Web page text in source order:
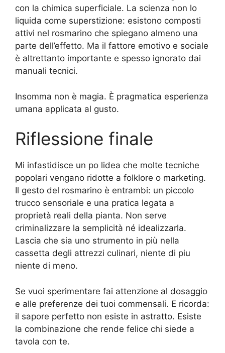
con la chimica superficiale. La scienza non lo
liquida come superstizione: esistono composti
attivi nel rosmarino che spiegano almeno una
parte dell’effetto. Ma il fattore emotivo e sociale
è altrettanto importante e spesso ignorato dai
manuali tecnici.
Insomma non è magia. È pragmatica esperienza
umana applicata al gusto.
Riflessione finale
Mi infastidisce un po lidea che molte tecniche
popolari vengano ridotte a folklore o marketing.
Il gesto del rosmarino è entrambi: un piccolo
trucco sensoriale e una pratica legata a
proprietà reali della pianta. Non serve
criminalizzare la semplicità né idealizzarla.
Lascia che sia uno strumento in più nella
cassetta degli attrezzi culinari, niente di piu
niente di meno.
Se vuoi sperimentare fai attenzione al dosaggio
e alle preferenze dei tuoi commensali. E ricorda:
il sapore perfetto non esiste in astratto. Esiste
la combinazione che rende felice chi siede a
tavola con te.